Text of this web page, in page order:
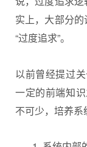
实上，大部分
“过度追求”。
以前曾经提过
一定的前端知
不可少，培养系